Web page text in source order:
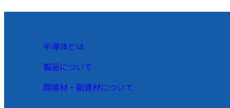
半導体とは
製品について
間接材・副資材について